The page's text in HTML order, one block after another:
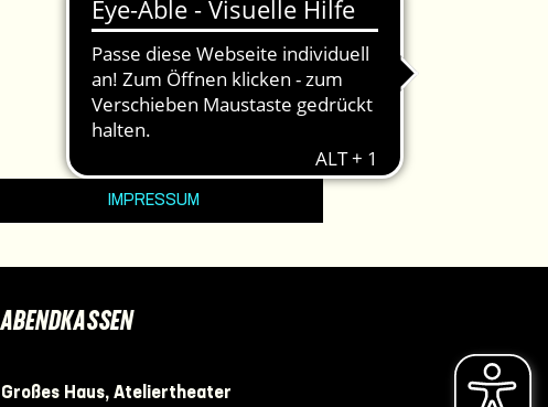
IMPRESSUM
ABENDKASSEN
Großes Haus, Ateliertheater